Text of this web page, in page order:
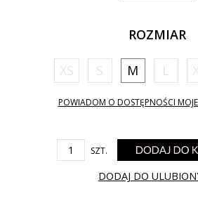
ROZMIAR
XS S M L
POWIADOM O DOSTĘPNOŚCI
SZT.
DODAJ DO